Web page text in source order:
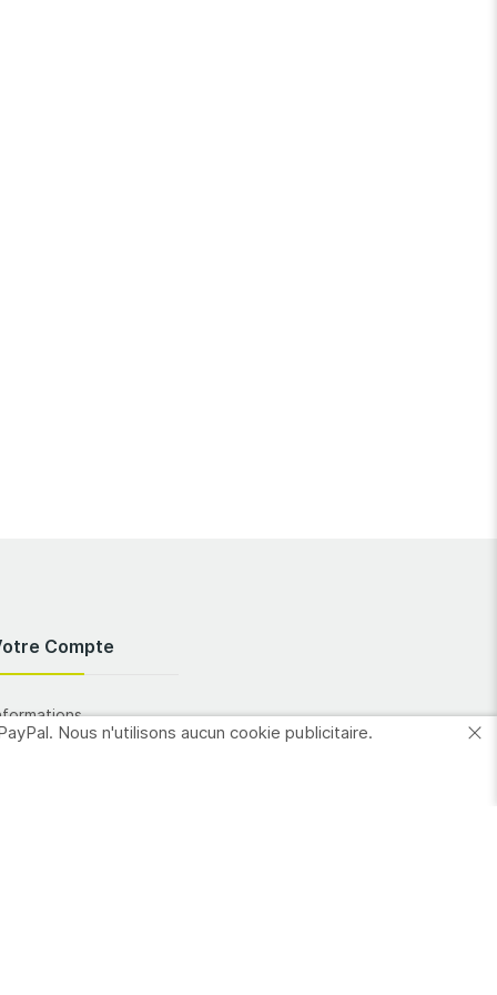
Nous n'utilisons aucun cookie publicitaire.
Compte